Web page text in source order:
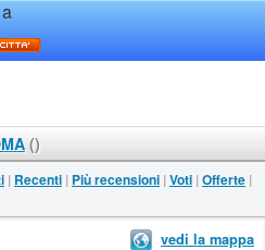
()
| Recenti | Più recensioni | Voti | Offerte |
vedi la mappa